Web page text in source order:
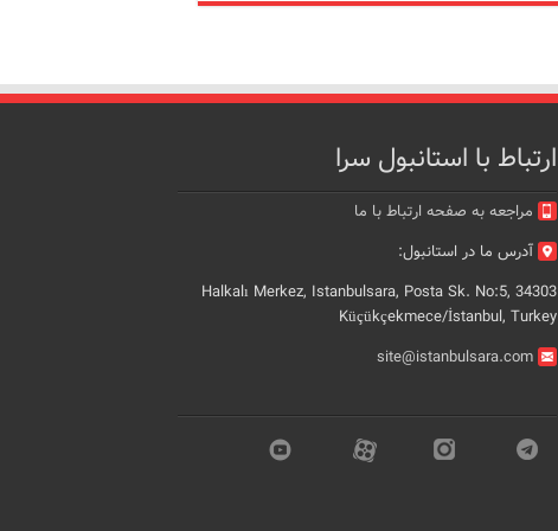
ارتباط با استانبول سرا
مراجعه به صفحه ارتباط با ما
آدرس ما در استانبول:
Halkalı Merkez, Istanbulsara, Posta Sk. No:5, 34303
Küçükçekmece/İstanbul, Turkey
site@istanbulsara.com